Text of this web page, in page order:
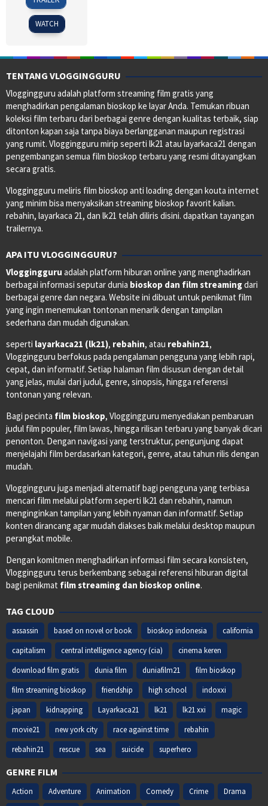
Jan
2020
Eubank
WATCH
TENTANG VLOGGINGGURU
Vloggingguru adalah platform streaming film gratis yang
menghadirkan pengalaman bioskop ke layar Anda. Temukan ribuan
koleksi film terbaru dari berbagai genre dengan kualitas terbaik, siap
ditonton kapan saja tanpa biaya berlangganan maupun registrasi
yang rumit. Vloggingguru mirip seperti lk21 atau layarkaca21 dengan
pengembangan semua film bioskop terbaru yang resmi ditayangkan
secara gratis.
Vloggingguru meliris film bioskop anti loading dengan kouta internet
yang minim bisa menyaksikan streaming bioskop favorit kalian.
rebahin, layarkaca 21, dan lk21 telah diliris disini. dapatkan tayangan
trailernya.
APA ITU VLOGGINGGURU?
Vloggingguru adalah platform hiburan online yang menghadirkan
berbagai informasi seputar dunia bioskop dan film streamingdari
berbagai genre dan negara. Website ini dibuat untuk penikmat film
yang ingin menemukan tontonan menarik dengan tampilan
sederhana dan mudah digunakan.
seperti layarkaca21 (lk21), rebahin, atau rebahin21,
Vloggingguru berfokus pada pengalaman pengguna yang lebih rapi,
cepat, dan informatif. Setiap halaman film disusun dengan detail
yang jelas, mulai dari judul, genre, sinopsis, hingga referensi
tontonan yang relevan.
Bagi pecinta film bioskop, Vloggingguru menyediakan pembaruan
judul film populer, film lawas, hingga rilisan terbaru yang banyak dicari
penonton. Dengan navigasi yang terstruktur, pengunjung dapat
menjelajahi film berdasarkan kategori, genre, atau tahun rilis dengan
mudah.
Vloggingguru juga menjadi alternatif bagi pengguna yang terbiasa
mencari film melalui platform seperti lk21 dan rebahin, namun
menginginkan tampilan yang lebih nyaman dan informatif. Setiap
konten dirancang agar mudah diakses baik melalui desktop maupun
perangkat mobile.
Dengan komitmen menghadirkan informasi film secara konsisten,
Vloggingguru terus berkembang sebagai referensi hiburan digital
bagi penikmat film streaming dan bioskop online.
TAG CLOUD
assassin based on novel or book bioskop indonesia
california
capitalism
central intelligence agency (cia)
cinema keren
download film gratis
dunia film duniafilm21
film bioskop
film streaming bioskop
friendship high school
indoxxi
japan
kidnapping Layarkaca21 lk21 lk21 xxi
magic
movie21
new york city race against time
rebahin
rebahin21
rescue sea suicide superhero
GENRE FILM
Action Adventure Animation Comedy Crime
Drama